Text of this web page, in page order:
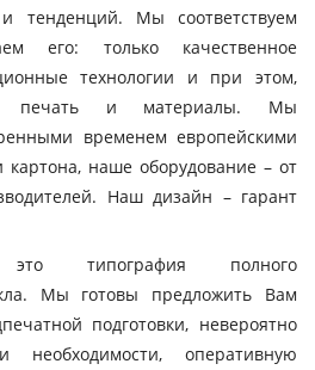
тенденций. Мы соответствуем
его: только качественное
технологии и при этом,
печать и материалы. Мы
временем европейскими
наше оборудование – от
Наш дизайн – гарант
типография полного
Мы готовы предложить Вам
подготовки, невероятно
оперативную